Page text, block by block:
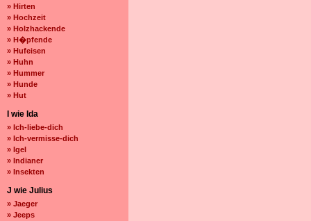
» Hirten
» Hochzeit
» Holzhackende
» H�pfende
» Hufeisen
» Huhn
» Hummer
» Hunde
» Hut
I wie Ida
» Ich-liebe-dich
» Ich-vermisse-dich
» Igel
» Indianer
» Insekten
J wie Julius
» Jaeger
» Jeeps